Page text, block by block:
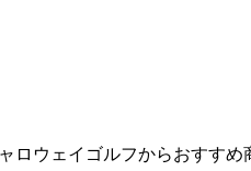
ウェイゴルフからおすすめ